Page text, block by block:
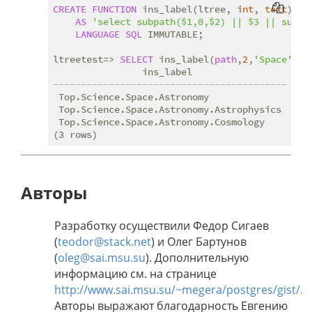
CREATE FUNCTION ins_label(ltree, int, text)
AS
'select subpath($1,0,$2) || $3 ||
LANGUAGE SQL IMMUTABLE;
ltreetest=> SELECT ins_label(path,2, 'Space'
------------------------------------------
Top.Science.Space.Astronomy
Top.Science.Space.Astronomy.Astrophysics
Top.Science.Space.Astronomy.Cosmology
Авторы
Разработку осуществили Федор Сигаев
(teodor@stack.net) и Олег Бартунов
(oleg@sai.msu.su). Дополнительную
информацию см. на странице
http://www.sai.msu.su/~megera/postgres/gist/.
Авторы выражают благодарность Евгению